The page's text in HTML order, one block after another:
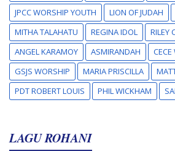
JPCC WORSHIP YOUTH
LION OF JUDAH
MITHA TALAHATU
REGINA IDOL
RILEY
ANGEL KARAMOY
ASMIRANDAH
GSJS WORSHIP
MARIA PRISCILLA
PDT ROBERT LOUIS
PHIL WICKHAM
LAGU ROHANI